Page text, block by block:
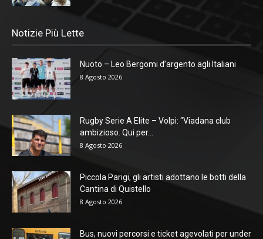
Notizie Più Lette
Nuoto – Leo Bergomi d’argento agli Italiani
8 Agosto 2026
Rugby Serie A Elite – Volpi: “Viadana club
ambizioso. Qui per...
8 Agosto 2026
Piccola Parigi, gli artisti adottano le botti della
Cantina di Quistello
8 Agosto 2026
Bus, nuovi percorsi e ticket agevolati per under